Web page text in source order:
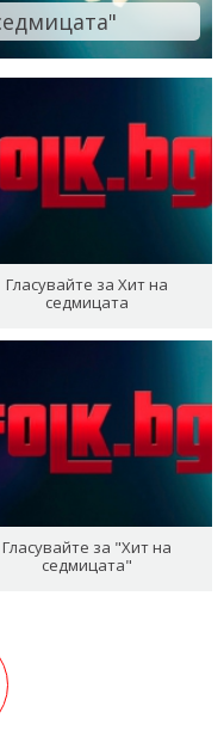
Гласувайте за Хит на
седмицата
Гласувайте за "Хит на
седмицата"